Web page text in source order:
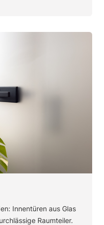
Innentüren aus Glas
Raumteiler.